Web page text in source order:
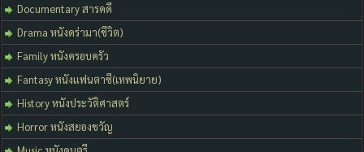
Documentary สารคดี
Drama หนังดร่ามา(ชีวิต)
Family หนังครอบครัว
Fantasy หนังแฟนตาซี(เทพนิยาย)
History หนังประวัติศาสตร์
Horror หนังสยองขวัญ